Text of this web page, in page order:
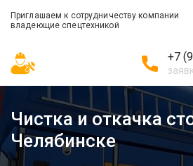
Приглашаем к сотрудничеству компании
владеющие спецтехникой
+7
Чистка и откачка
Челябинске